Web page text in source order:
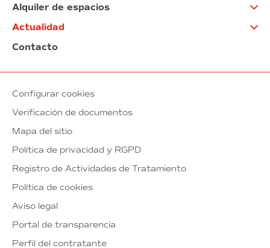
Alquiler de espacios
Actualidad
Contacto
Configurar cookies
Verificación de documentos
Mapa del sitio
Política de privacidad y RGPD
Registro de Actividades de Tratamiento
Política de cookies
Aviso legal
Portal de transparencia
Perfil del contratante